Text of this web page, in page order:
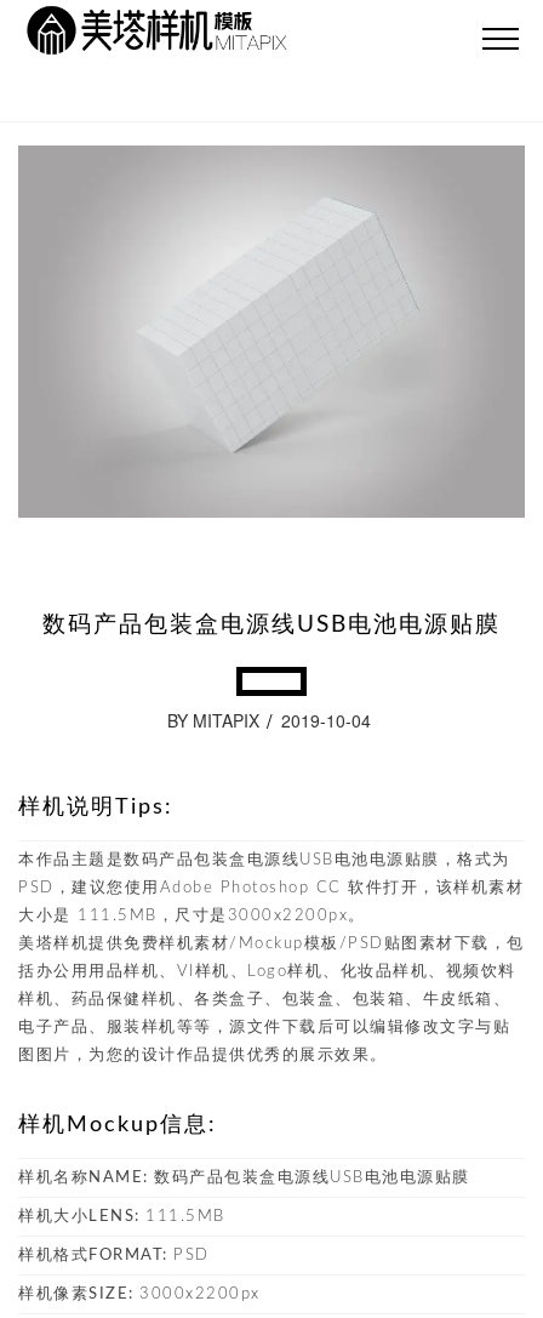
数码产品包装盒电源线USB电池电源贴膜
BY MITAPIX 2019-10-04
样机说明Tips:
本作品主题是数码产品包装盒电源线USB电池电源贴膜，格式为
PSD，建议您使用Adobe Photoshop CC 软件打开，该样机素材
大小是 111.5MB，尺寸是3000x2200px。
美塔样机提供免费样机素材/Mockup模板/PSD贴图素材下载，包
括办公用用品样机、VI样机、Logo样机、化妆品样机、视频饮料
样机、药品保健样机、各类盒子、包装盒、包装箱、牛皮纸箱、
电子产品、服装样机等等，源文件下载后可以编辑修改文字与贴
图图片，为您的设计作品提供优秀的展示效果。
样机Mockup信息:
样机名称NAME: 数码产品包装盒电源线USB电池电源贴膜
样机大小LENS: 111.5MB
样机格式FORMAT: PSD
样机像素SIZE: 3000x2200px